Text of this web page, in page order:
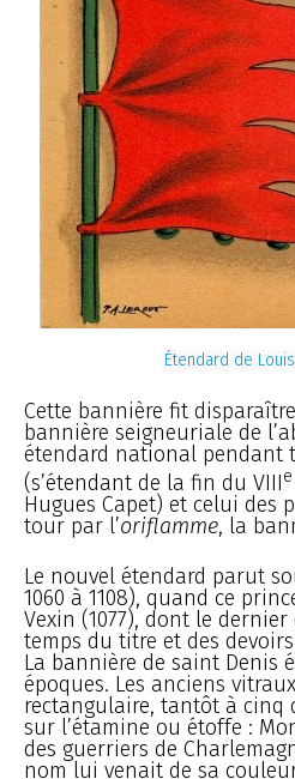
Étendard de
Cette bannière fit
bannière seigneuriale de
étendard national pendant
(s’étendant de la fin du VIIIe
Hugues Capet) et celui des
tour par l’oriflamme, la
Le nouvel étendard parut
1060 à 1108), quand ce
Vexin (1077), dont le
temps du titre et des
La bannière de saint Denis
époques. Les anciens
rectangulaire, tantôt à cinq
sur l’étamine ou étoffe :
des guerriers de
nom lui venait de sa